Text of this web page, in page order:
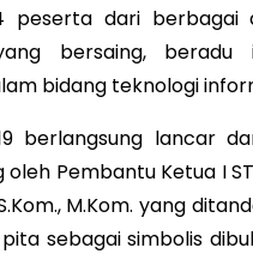
peserta dari berbagai
bersaing, beradu
bidang teknologi
berlangsung lancar
Pembantu Ketua I
M.Kom. yang
sebagai simbolis